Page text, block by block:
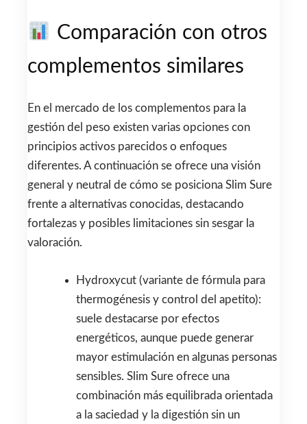
Comparación con otros
complementos similares
En el mercado de los complementos para la
gestión del peso existen varias opciones con
principios activos parecidos o enfoques
diferentes. A continuación se ofrece una visión
general y neutral de cómo se posiciona Slim Sure
frente a alternativas conocidas, destacando
fortalezas y posibles limitaciones sin sesgar la
valoración.
Hydroxycut (variante de fórmula para
thermogénesis y control del apetito):
suele destacarse por efectos
energéticos, aunque puede generar
mayor estimulación en algunas personas
sensibles. Slim Sure ofrece una
combinación más equilibrada orientada
a la saciedad y la digestión sin un